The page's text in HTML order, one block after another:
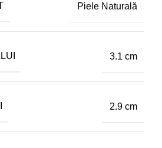
Piele Naturală
3.1 cm
2.9 cm